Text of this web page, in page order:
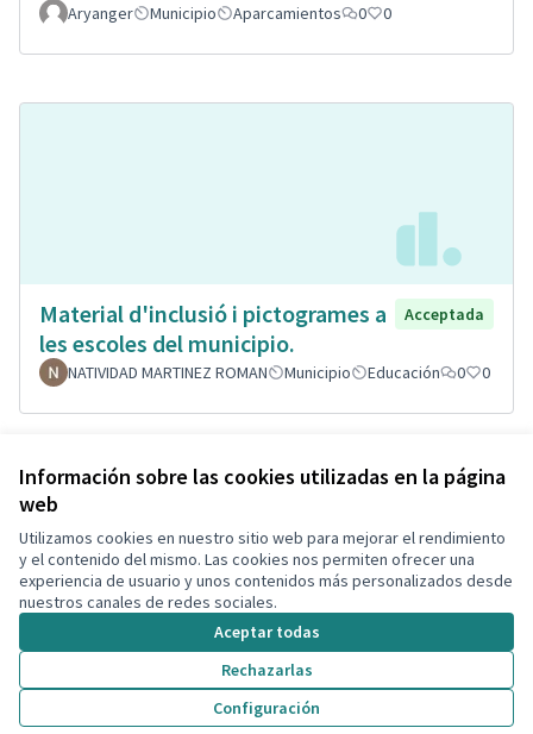
Información sobre las cookies utilizadas en la página
web
Utilizamos cookies en nuestro sitio web para mejorar el rendimiento
y el contenido del mismo. Las cookies nos permiten ofrecer una
experiencia de usuario y unos contenidos más personalizados desde
nuestros canales de redes sociales.
Aceptar todas
Rechazarlas
Configuración
Aryanger Municipio Aparcamientos 0 0
Material d'inclusió i pictogrames a
les escoles del municipio.
Acceptada
NATIVIDAD MARTINEZ ROMAN Municipio Educación 0 0
Ver todas las propuestas retiradas
Términos y condiciones de uso
Configuración de cookies
Decidim Calafell en X
(Enlace externo)
Decidim Calafell en Facebook
Decidim Calafell en YouTube
Decidim Calafell en GitHub
(Enlace externo)
Web creada consoftware libre .
Con licencia
(Enlace